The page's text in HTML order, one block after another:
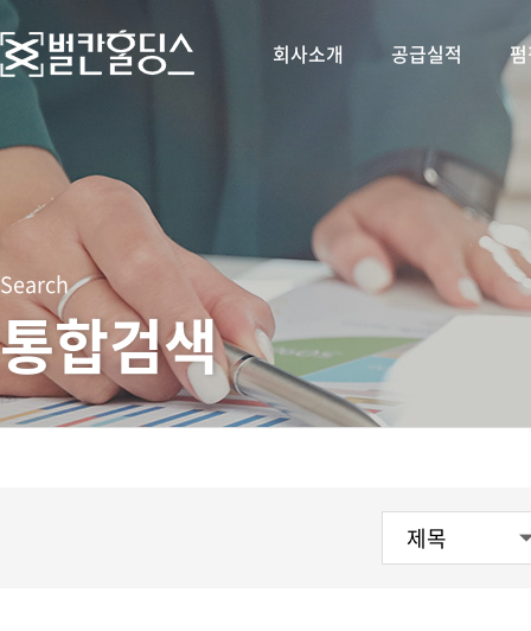
회사소개 공급실적
Search
통합검색